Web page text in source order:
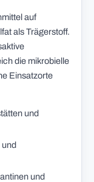
auf
als Trägerstoff.
die mikrobielle
Einsatzorte
und
und